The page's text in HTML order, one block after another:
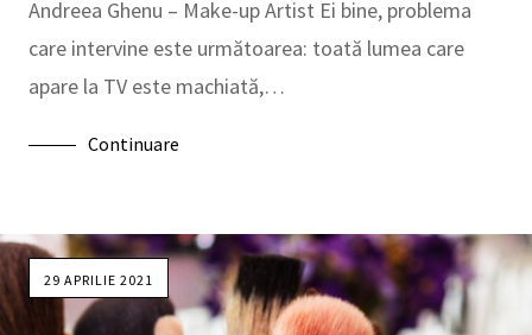
Andreea Ghenu – Make-up Artist Ei bine, problema
care intervine este următoarea: toată lumea care
apare la TV este machiată,…
Continuare
29 APRILIE 2021